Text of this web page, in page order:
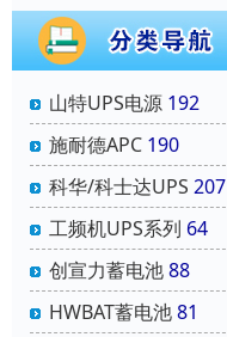
山特UPS电源 192
施耐德APC 190
科华/科士达UPS 207
工频机UPS系列 64
创宣力蓄电池88
HWBAT蓄电池81